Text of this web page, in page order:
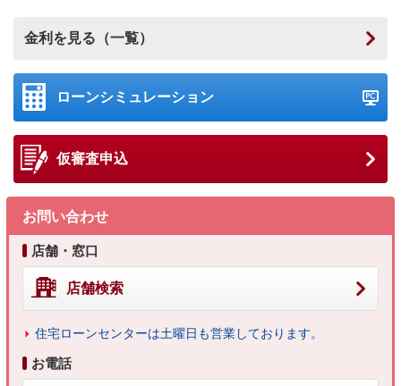
金利を見る（一覧）
ローンシミュレーション
仮審査申込
お問い合わせ
店舗・窓口
店舗検索
住宅ローンセンターは土曜日も営業しております。
お電話